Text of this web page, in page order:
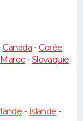
Canada- Corée
Maroc-Slovaquie
- Islande -